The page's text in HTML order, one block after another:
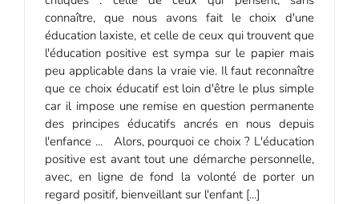
connaître, que nous avons fait le choix d'une
éducation laxiste, et celle de ceux qui trouvent que
l'éducation positive est sympa sur le papier mais
peu applicable dans la vraie vie. Il faut reconnaître
que ce choix éducatif est loin d'être le plus simple
car il impose une remise en question permanente
des principes éducatifs ancrés en nous depuis
l'enfance ... Alors, pourquoi ce choix ? L'éducation
positive est avant tout une démarche personnelle,
avec, en ligne de fond la volonté de porter un
regard positif, bienveillant sur l'enfant [...]